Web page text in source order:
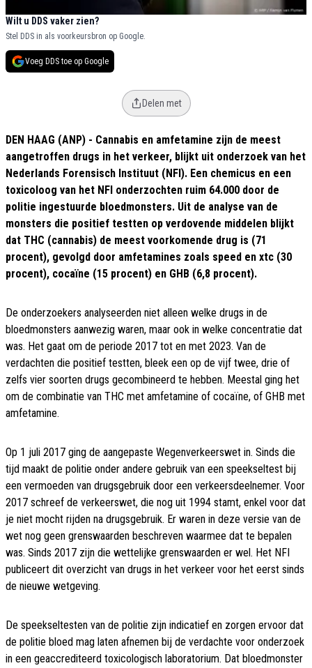
Wilt u DDS vaker zien?
Stel DDS in als voorkeursbron op Google.
Voeg DDS toe op Google
Delen met
DEN HAAG (ANP) - Cannabis en amfetamine zijn de meest
aangetroffen drugs in het verkeer, blijkt uit onderzoek van het
Nederlands Forensisch Instituut (NFI). Een chemicus en een
toxicoloog van het NFI onderzochten ruim 64.000 door de
politie ingestuurde bloedmonsters. Uit de analyse van de
monsters die positief testten op verdovende middelen blijkt
dat THC (cannabis) de meest voorkomende drug is (71
procent), gevolgd door amfetamines zoals speed en xtc (30
procent), cocaïne (15 procent) en GHB (6,8 procent).
De onderzoekers analyseerden niet alleen welke drugs in de
bloedmonsters aanwezig waren, maar ook in welke concentratie dat
was. Het gaat om de periode 2017 tot en met 2023. Van de
verdachten die positief testten, bleek een op de vijf twee, drie of
zelfs vier soorten drugs gecombineerd te hebben. Meestal ging het
om de combinatie van THC met amfetamine of cocaïne, of GHB met
amfetamine.
Op 1 juli 2017 ging de aangepaste Wegenverkeerswet in. Sinds die
tijd maakt de politie onder andere gebruik van een speekseltest bij
een vermoeden van drugsgebruik door een verkeersdeelnemer. Voor
2017 schreef de verkeerswet, die nog uit 1994 stamt, enkel voor dat
je niet mocht rijden na drugsgebruik. Er waren in deze versie van de
wet nog geen grenswaarden beschreven waarmee dat te bepalen
was. Sinds 2017 zijn die wettelijke grenswaarden er wel. Het NFI
publiceert dit overzicht van drugs in het verkeer voor het eerst sinds
de nieuwe wetgeving.
De speekseltesten van de politie zijn indicatief en zorgen ervoor dat
de politie bloed mag laten afnemen bij de verdachte voor onderzoek
in een geaccrediteerd toxicologisch laboratorium. Dat bloedmonster